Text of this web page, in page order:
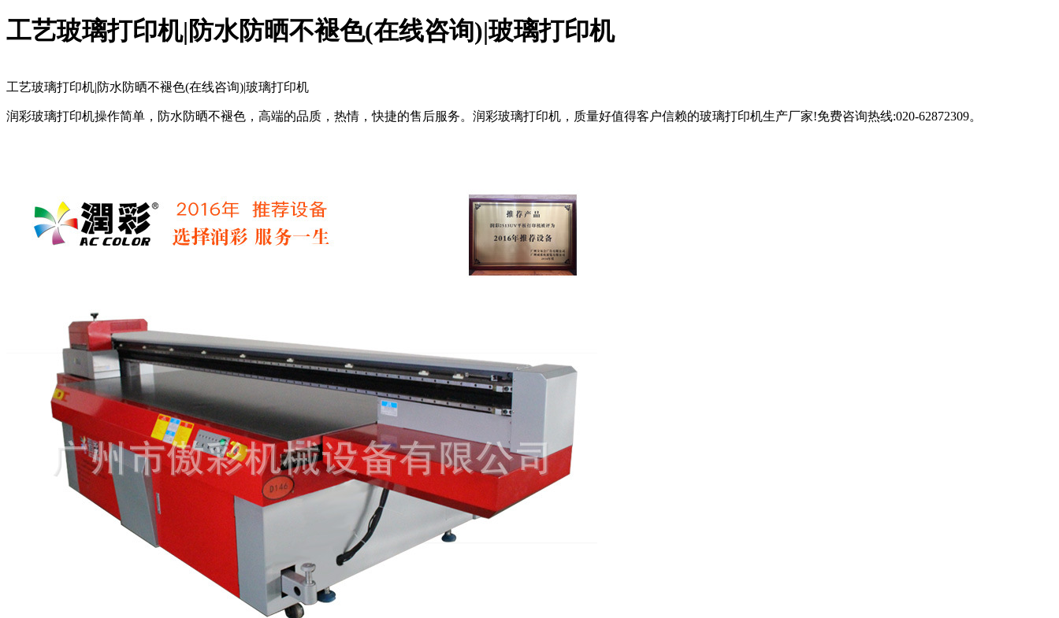
工艺玻璃打印机|防水防晒不褪色(在线咨询)|玻璃打印机
工艺玻璃打印机|防水防晒不褪色(在线咨询)|玻璃打印机
润彩玻璃打印机操作简单，防水防晒不褪色，高端的品质，热情，快捷的售后服务。润彩玻璃打印机，质量好值得客户信赖的玻璃打印机生产厂家!免费咨询热线:020-62872309。